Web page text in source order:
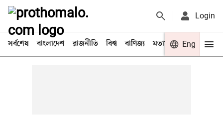
Login
সর্বশেষ বাংলাদেশ রাজনীতি বিশ্ব বাণিজ্য মতামত খেলা
Eng